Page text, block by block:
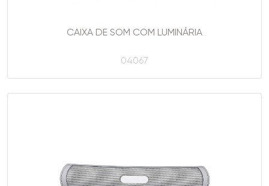
CAIXA DE SOM COM LUMINÁRIA
04067